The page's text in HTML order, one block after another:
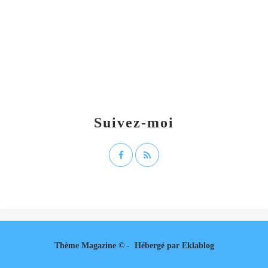
Suivez-moi
Thème Magazine © - Hébergé par Eklablog